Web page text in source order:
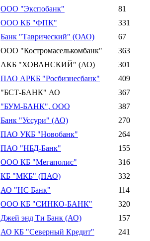
ООО "Экспобанк"
81
ООО КБ "ФПК"
331
Банк "Таврический" (ОАО)
67
ООО "Костромаселькомбанк"
363
АКБ "ХОВАНСКИЙ" (АО)
301
ПАО АРКБ "Росбизнесбанк"
409
"БСТ-БАНК" АО
367
"БУМ-БАНК", ООО
387
Банк "Уссури" (АО)
270
ПАО УКБ "Новобанк"
264
ПАО "НБД-Банк"
155
ООО КБ "Мегаполис"
316
КБ "МКБ" (ПАО)
332
АО "НС Банк"
114
ООО КБ "СИНКО-БАНК"
320
Джей энд Ти Банк (АО)
157
АО КБ "Северный Кредит"
241